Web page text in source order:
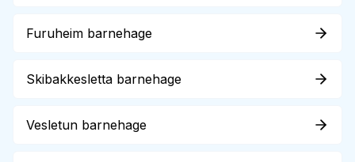
Furuheim barnehage
Skibakkesletta barnehage
Vesletun barnehage